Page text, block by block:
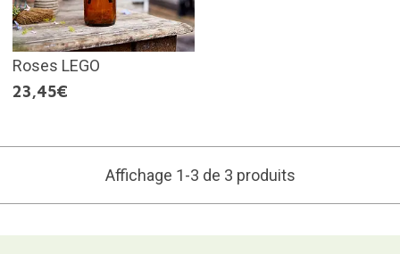
Roses LEGO
23,45€
Affichage 1-3 de 3 produits